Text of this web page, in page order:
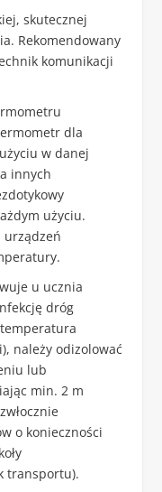
skutecznej
Rekomendowany
komunikacji
dla
w danej
innych
użyciu.
urządzeń
u ucznia
dróg
należy odizolować
lub
min. 2 m
o konieczności
transportu).